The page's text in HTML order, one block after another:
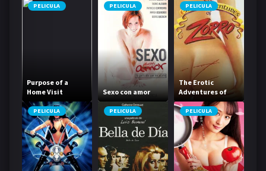
PELICULA
Purpose of a
Home Visit
PELICULA
Sexo con amor
PELICULA
The Erotic
Adventures of
Zorro
PELICULA PELICULA PELICULA